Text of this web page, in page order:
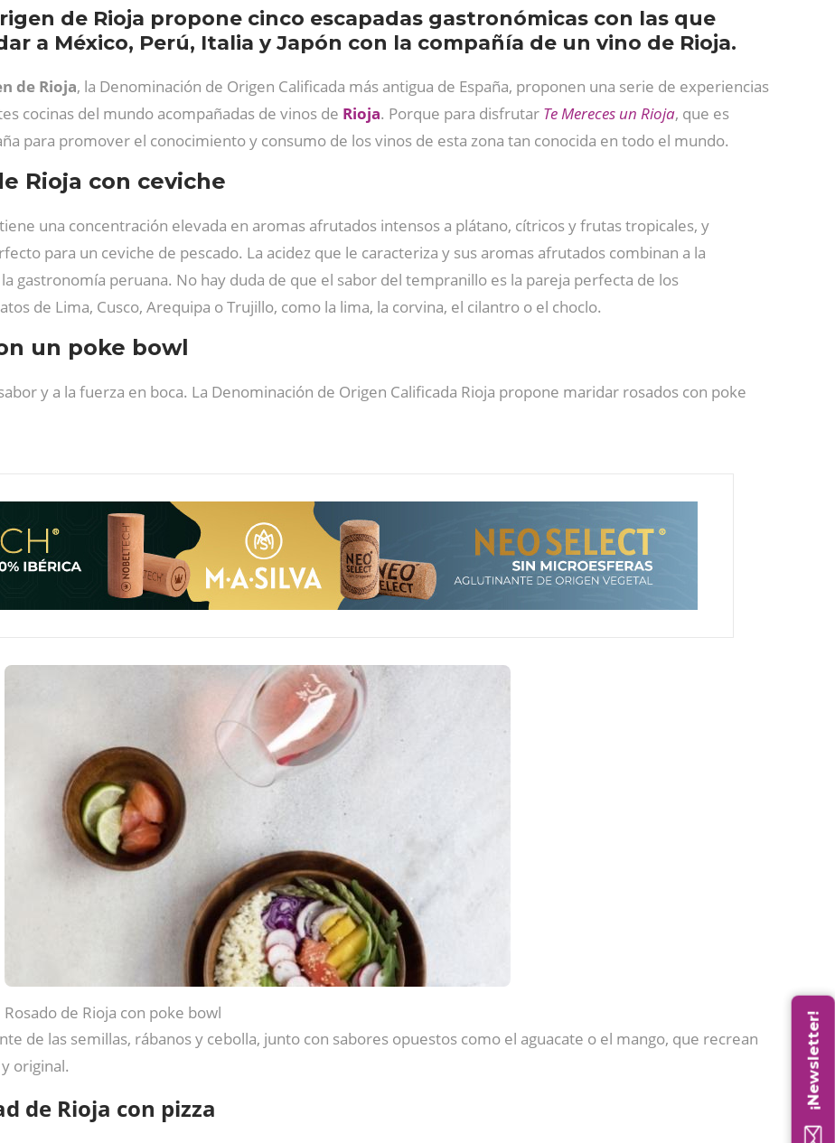
de Rioja propone cinco escapadas gastronómicas con las que
a México, Perú, Italia y Japón con la compañía de un vino de Rioja.
de Rioja, la Denominación de Origen Calificada más antigua de España, proponen una serie de experiencias
cocinas del mundo acompañadas de vinos de Rioja. Porque para disfrutar Te Mereces un Rioja, que es
para promover el conocimiento y consumo de los vinos de esta zona tan conocida en todo el mundo.
Rioja con ceviche
una concentración elevada en aromas afrutados intensos a plátano, cítricos y frutas tropicales, y
para un ceviche de pescado. La acidez que le caracteriza y sus aromas afrutados combinan a la
gastronomía peruana. No hay duda de que el sabor del tempranillo es la pareja perfecta de los
de Lima, Cusco, Arequipa o Trujillo, como la lima, la corvina, el cilantro o el choclo.
un poke bowl
y a la fuerza en boca. La Denominación de Origen Calificada Rioja propone maridar rosados con poke
Rosado de Rioja con poke bowl
de las semillas, rábanos y cebolla, junto con sabores opuestos como el aguacate o el mango, que recrean
original.
de Rioja con pizza ¡Newsletter!